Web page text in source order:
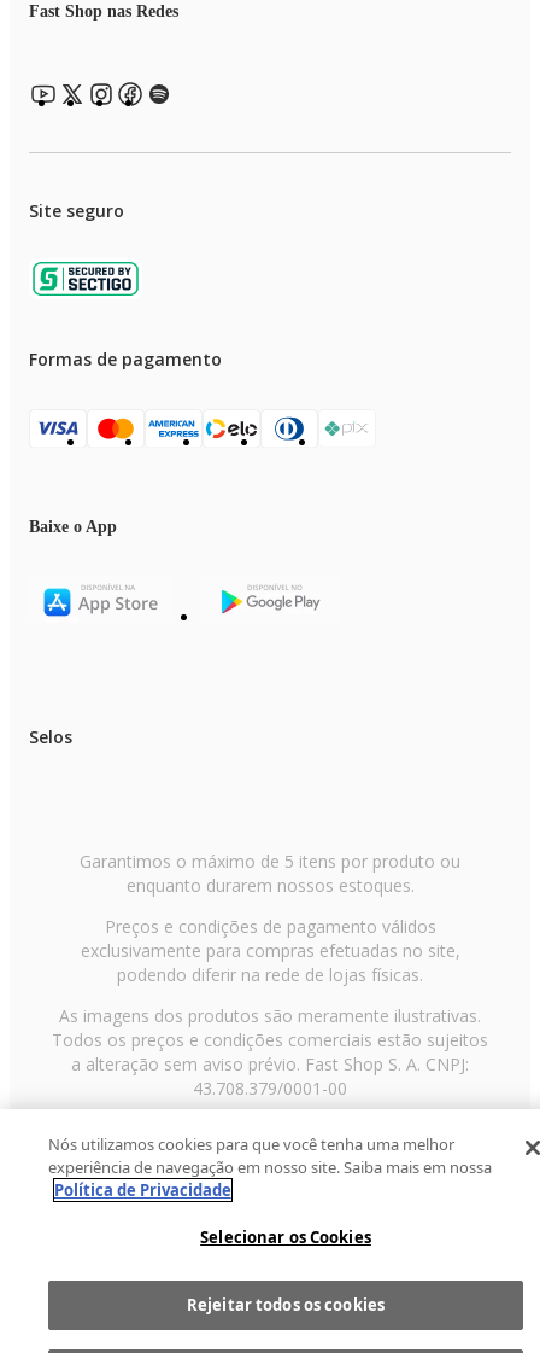
Fast Shop nas Redes
Site seguro
Formas de pagamento
Baixe o App
Selos
Garantimos o máximo de 5 itens por produto ou
enquanto durarem nossos estoques.
Preços e condições de pagamento válidos
exclusivamente para compras efetuadas no site,
podendo diferir na rede de lojas físicas.
As imagens dos produtos são meramente ilustrativas.
Todos os preços e condições comerciais estão sujeitos
a alteração sem aviso prévio. Fast Shop S. A. CNPJ:
43.708.379/0001-00
Paulo/SP, CEP 02029-001, Telefone: 11 3003-3728 ©
2013 Fast Shop - Todos os direitos reservadosRF
Nós utilizamos cookies para que você tenha uma melhor
experiência de navegação em nosso site. Saiba mais em nossa
Política de Privacidade
Selecionar os Cookies
Rejeitar todos os cookies